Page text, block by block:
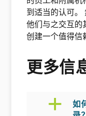
到适当的认可。
他们与之交互的
创建一个值得信
更多信
a
如